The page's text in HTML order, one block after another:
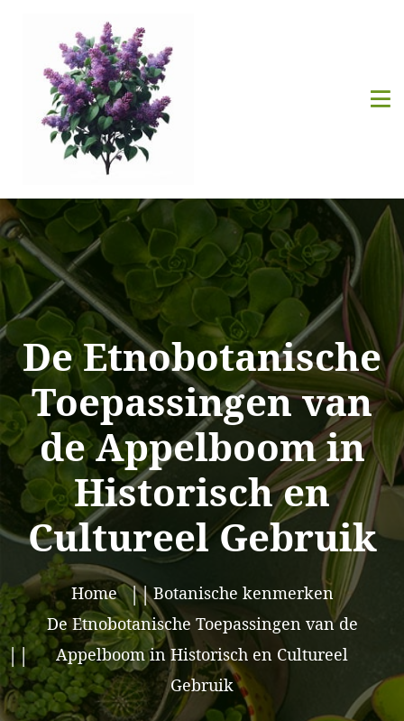
De Etnobotanische
Toepassingen van
de Appelboom in
Historisch en
Cultureel Gebruik
Home
Botanische kenmerken
De Etnobotanische Toepassingen van de
Appelboom in Historisch en Cultureel
Gebruik